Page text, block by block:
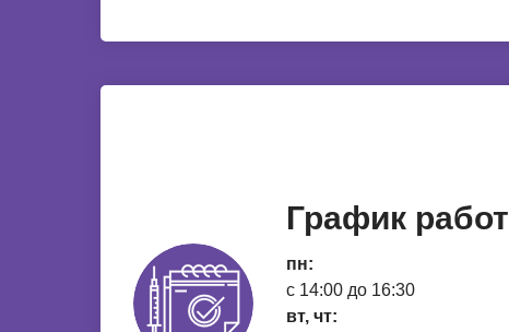
График
пн:
с 14:00 до 16:30
вт, чт: